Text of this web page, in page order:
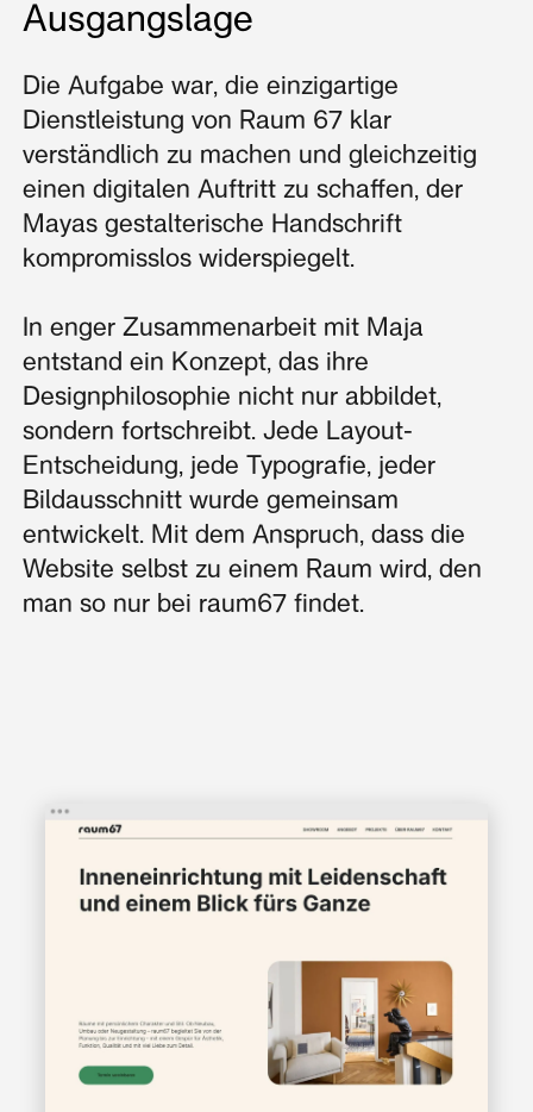
Ausgangslage
Die Aufgabe war, die einzigartige
Dienstleistung von Raum 67 klar
verständlich zu machen und gleichzeitig
einen digitalen Auftritt zu schaffen, der
Mayas gestalterische Handschrift
kompromisslos widerspiegelt.
In enger Zusammenarbeit mit Maja
entstand ein Konzept, das ihre
Designphilosophie nicht nur abbildet,
sondern fortschreibt. Jede Layout-
Entscheidung, jede Typografie, jeder
Bildausschnitt wurde gemeinsam
entwickelt. Mit dem Anspruch, dass die
Website selbst zu einem Raum wird, den
man so nur bei raum67 findet.